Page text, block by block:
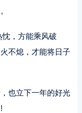
，方能乘风破
不熄，才能将日子
也立下一年的好光